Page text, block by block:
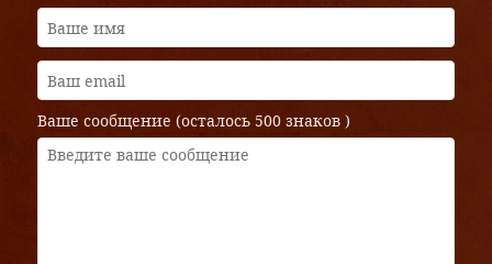
Ваше сообщение (осталось 500 знаков )